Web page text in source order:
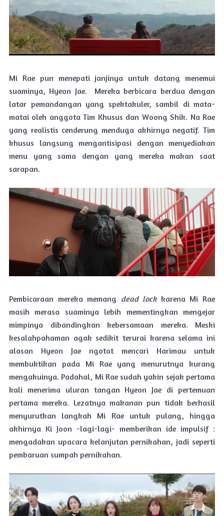
Mi Rae pun menepati janjinya untuk datang menemui
suaminya, Hyeon Jae. Mereka berbicara berdua dengan
latar pemandangan yang spektakuler, sambil di mata-
matai oleh anggota Tim Khusus dan Woong Shik. Na Rae
yang realistis cenderung menduga akhirnya negatif. Tim
khusus langsung mengantisipasi dengan menyediakan
menu yang sama dengan yang mereka makan saat
sarapan.
Pembicaraan mereka memang dead lockkarena Mi Rae
masih merasa suaminya lebih mementingkan mengejar
mimpinya dibandingkan kebersamaan mereka. Meski
kesalahpahaman agak sedikit terurai karena selama ini
alasan Hyeon Jae ngotot mencari Harimau untuk
membuktikan pada Mi Rae yang menurutnya kurang
mengakuinya. Padahal, Mi Rae sudah yakin sejak pertama
kali menerima uluran tangan Hyeon Jae di pertemuan
pertama mereka. Lezatnya makanan pun tidak berhasil
menyurutkan langkah Mi Rae untuk pulang, hingga
akhirnya Ki Joon -lagi-lagi- memberikan ide impulsif :
mengadakan upacara kelanjutan pernikahan, jadi seperti
pembaruan sumpah pernikahan.